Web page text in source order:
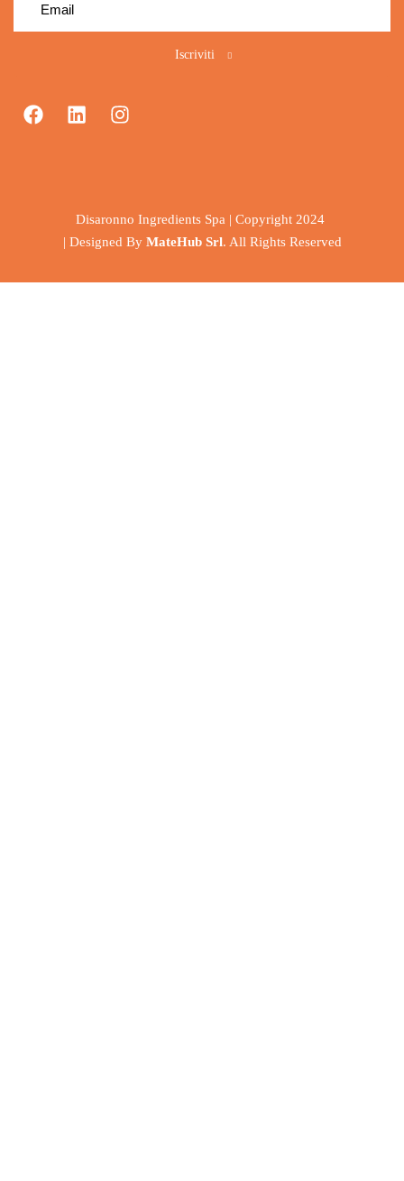
Iscriviti
Disaronno Ingredients Spa | Copyright 2024
| Designed By MateHub Srl. All Rights Reserved